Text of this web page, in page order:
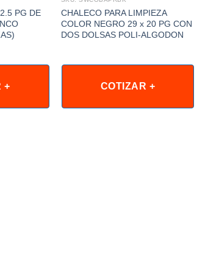
PG DE
+
CHALECO PARA LIMPIEZA
COLOR NEGRO 29 x 20 PG CON
DOS DOLSAS POLI-ALGODON
COTIZAR +